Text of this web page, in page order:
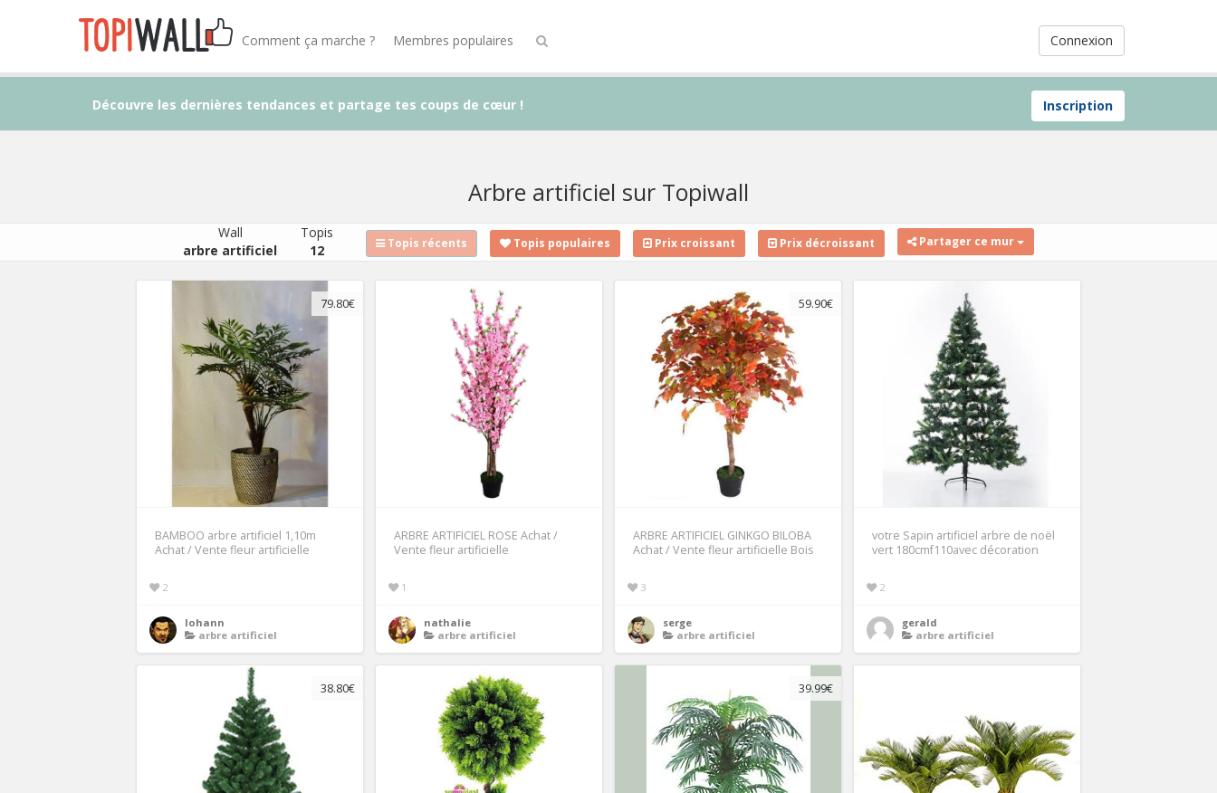
Connexion
Comment ça marche ? Membres populaires
Inscription
Découvre les dernières tendances et partage tes coups de cœur !
Arbre artificiel sur Topiwall
Wall
arbre artificiel
Topis
12
Topis récents Topis populaires Prix croissant Prix décroissant Partager ce mur
79.80€
BAMBOO arbre artificiel 1,10m
Achat / Vente fleur artificielle
2
lohann
arbre artificiel
ARBRE ARTIFICIEL ROSE Achat /
Vente fleur artificielle
1
nathalie
arbre artificiel
59.90€
ARBRE ARTIFICIEL GINKGO BILOBA
Achat / Vente fleur artificielle Bois
3
serge
arbre artificiel
votre Sapin artificiel arbre de noël
vert 180cmf110avec décoration
2
gerald
arbre artificiel
38.80€ 39.99€